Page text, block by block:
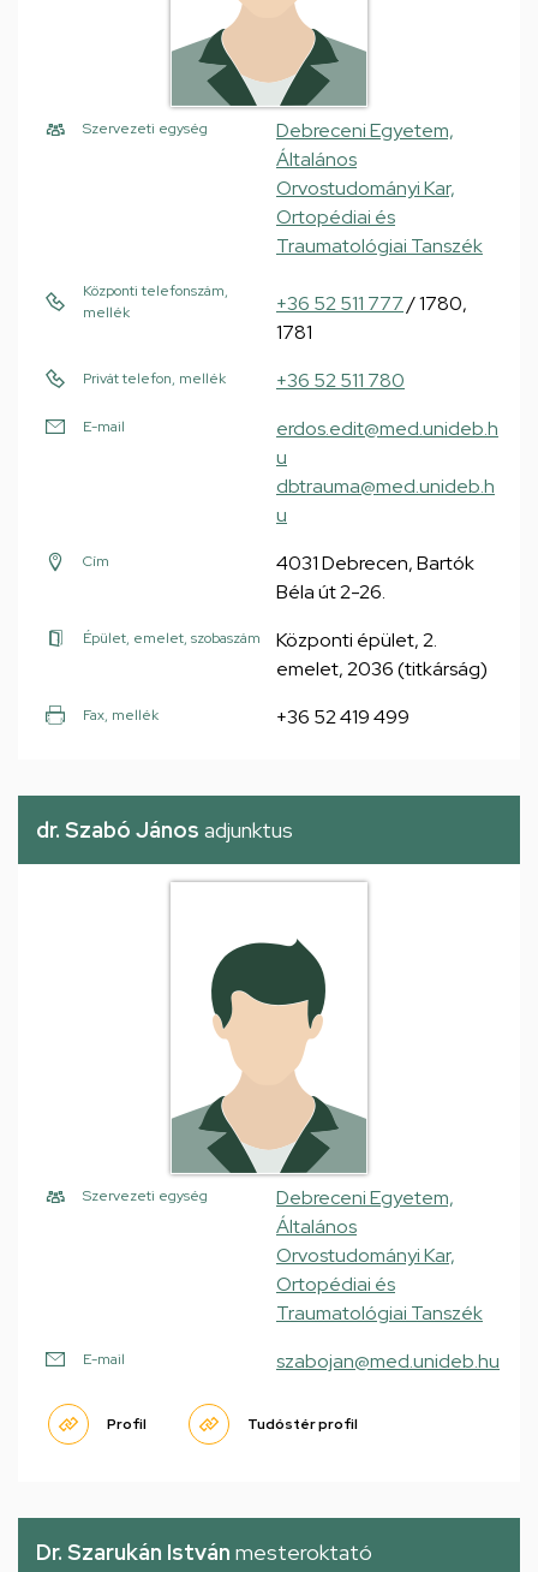
Szervezeti egység
Debreceni Egyetem,
Általános
Orvostudományi Kar,
Ortopédiai és
Traumatológiai Tanszék
Központi telefonszám,
mellék
+36 52 511 777/ 1780,
1781
Privát telefon, mellék +36 52 511 780
E-mail
erdos.edit@med.unideb.h
u
dbtrauma@med.unideb.h
u
Cím
4031 Debrecen, Bartók
Béla út 2-26.
Épület, emelet, szobaszám
Központi épület, 2.
emelet, 2036 (titkárság)
Fax, mellék +36 52 419 499
dr. Szabó János adjunktus
Szervezeti egység
Debreceni Egyetem,
Általános
Orvostudományi Kar,
Ortopédiai és
Traumatológiai Tanszék
E-mail szabojan@med.unideb.hu
Profil Tudóstér profil
Dr. Szarukán István mesteroktató